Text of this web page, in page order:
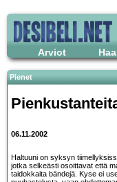
Arviot
Pienet
06.11.2002
Haltuuni on syksyn
jotka selkeästi osoittavat että
taidokkaita bändejä. Kyse ei